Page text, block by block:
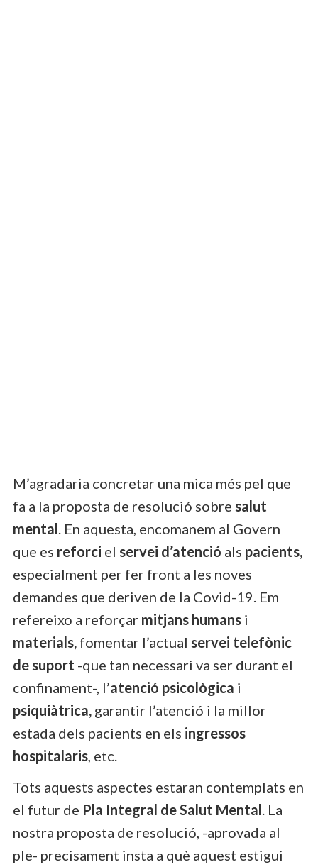
M’agradaria concretar una mica més pel que
fa a la proposta de resolució sobre salut
mental. En aquesta, encomanem al Govern
que es reforci el servei d’atenció als pacients,
especialment per fer front a les noves
demandes que deriven de la Covid-19. Em
refereixo a reforçar mitjans humans i
materials, fomentar l’actual servei telefònic
de suport -que tan necessari va ser durant el
confinament-, l’atenció psicològica i
psiquiàtrica, garantir l’atenció i la millor
estada dels pacients en els ingressos
hospitalaris, etc.
Tots aquests aspectes estaran contemplats en
el futur de Pla Integral de Salut Mental. La
nostra proposta de resolució, -aprovada al
ple- precisament insta a què aquest estigui